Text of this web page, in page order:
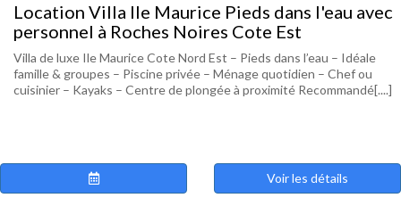
Location Villa Ile Maurice Pieds dans l'eau avec
personnel à Roches Noires Cote Est
Villa de luxe Ile Maurice Cote Nord Est – Pieds dans l’eau – Idéale
famille & groupes – Piscine privée – Ménage quotidien – Chef ou
cuisinier – Kayaks – Centre de plongée à proximité Recommandé[....]
Voir les détails